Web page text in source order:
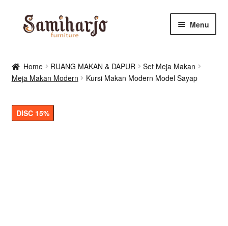
Skip
Skip
Menu
RUANG MAKAN & DAPUR
RUANG TIDUR
Home RUANG MAKAN & DAPUR
Set Meja Makan
Meja Makan Modern
Kursi Makan Modern Model Sayap
DISC 15%